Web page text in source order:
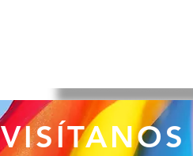
VISÍTANOS